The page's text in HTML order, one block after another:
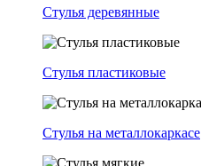
Стулья деревянные
Стулья пластиковые
Стулья на металлокаркасе